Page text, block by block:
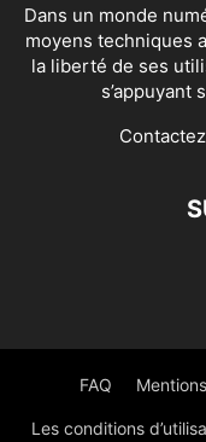
Dans un monde
moyens techniques
la liberté de ses
s’appuyant
FAQ
Les conditions